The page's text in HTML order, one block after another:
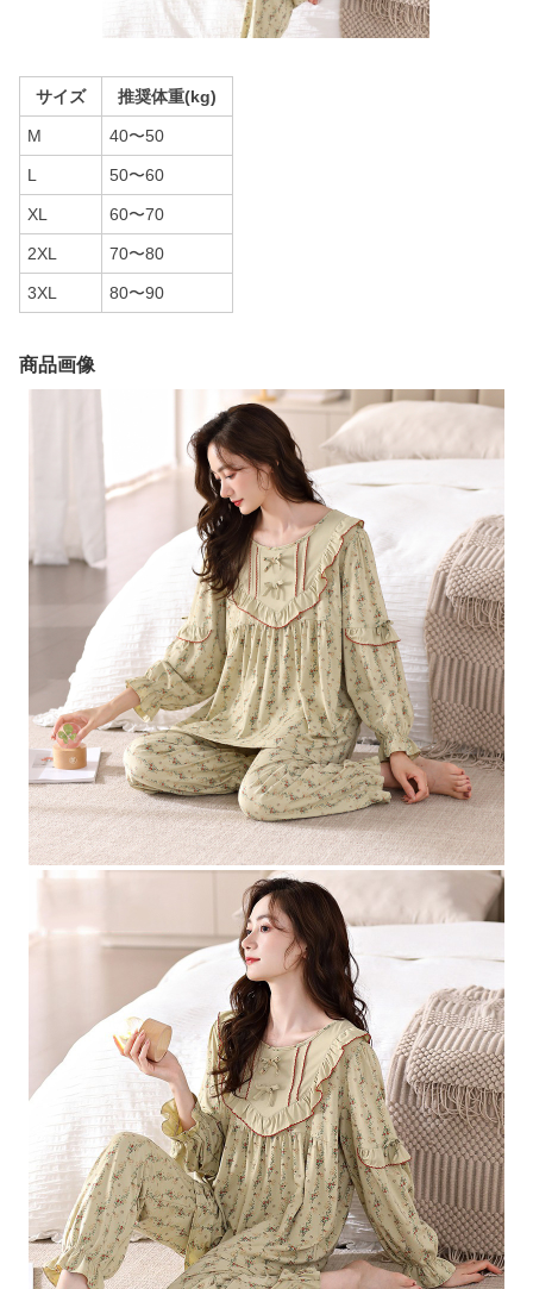
サイズ 推奨体重(kg)
M 40〜50
L 50〜60
XL 60〜70
2XL 70〜80
3XL 80〜90
商品画像